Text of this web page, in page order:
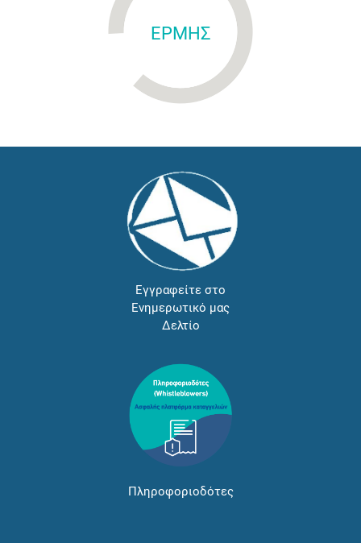
ΕΡΜΗΣ
Εγγραφείτε στο
Ενημερωτικό μας
Δελτίο
Πληροφοριοδότες